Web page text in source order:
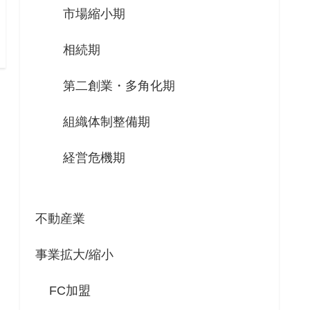
市場縮小期
相続期
第二創業・多角化期
組織体制整備期
経営危機期
不動産業
事業拡大/縮小
FC加盟